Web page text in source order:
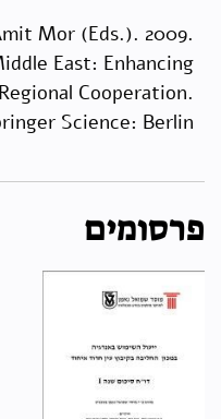
Mor (Eds.). 2009.
East: Enhancing
Cooperation.
Science: Berlin
פרסומים